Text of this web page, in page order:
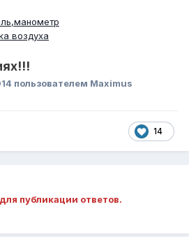
воздуха
пользователем Maximus
14
публикации ответов.